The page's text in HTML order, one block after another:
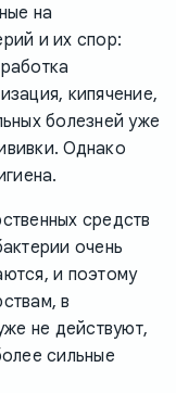
на
и их спор:
кипячение,
болезней уже
Однако
средств
очень
и поэтому
в
не действуют,
сильные